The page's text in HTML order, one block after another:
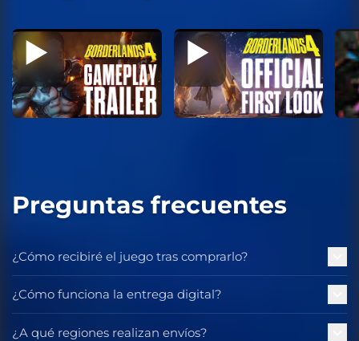
Preguntas frecuentes
¿Cómo recibiré el juego tras comprarlo?
¿Cómo funciona la entrega digital?
¿A qué regiones realizan envíos?